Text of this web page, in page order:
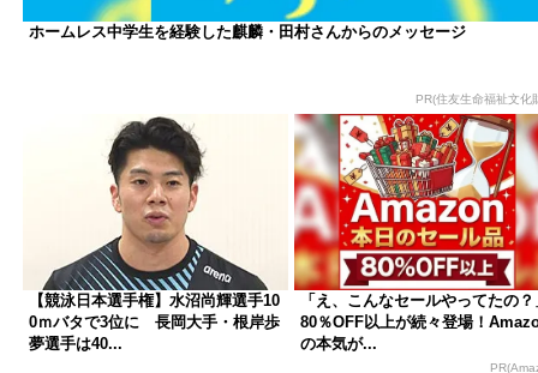
ホームレス中学生を経験した麒麟・田村さんからのメッセージ
PR(住友生命福祉文化
【競泳日本選手権】水沼尚輝選手10
0ｍバタで3位に 長岡大手・根岸歩
夢選手は40...
「え、こんなセールやってたの？
80％OFF以上が続々登場！
の本気が...